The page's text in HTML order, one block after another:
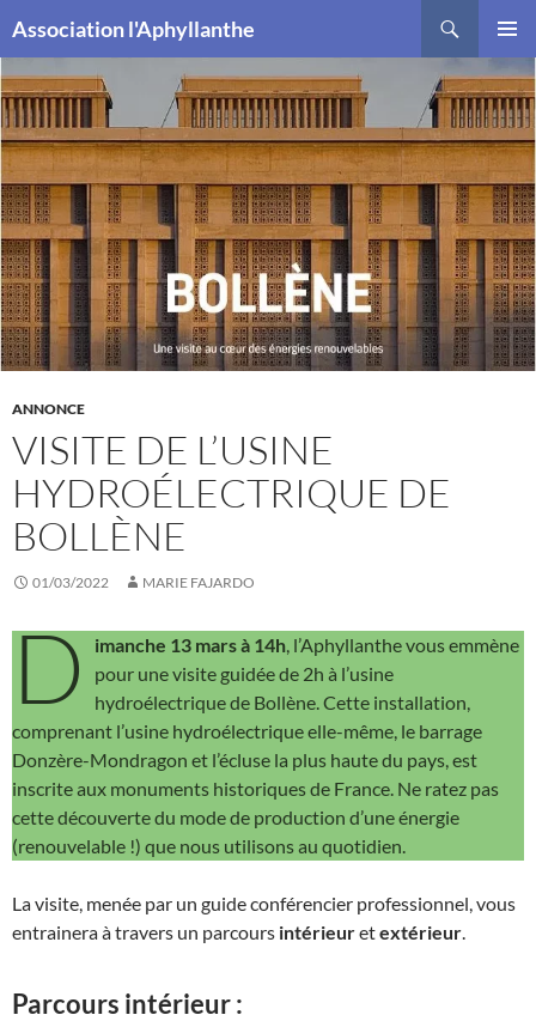
Association l'Aphyllanthe
MENU
AU
CONTENU
ANNONCE
VISITE DE L’USINE
HYDROÉLECTRIQUE DE
BOLLÈNE
01/03/2022 MARIE FAJARDO
D imanche 13 mars à 14h , l’Aphyllanthe vous emmène
pour une visite guidée de 2h à l’usine
hydroélectrique de Bollène. Cette installation,
comprenant l’usine hydroélectrique elle-même, le barrage
Donzère-Mondragon et l’écluse la plus haute du pays, est
inscrite aux monuments historiques de France. Ne ratez pas
cette découverte du mode de production d’une énergie
(renouvelable !) que nous utilisons au quotidien.
La visite, menée par un guide conférencier professionnel, vous
entrainera à travers un parcours intérieuretextérieur
Parcours intérieur :